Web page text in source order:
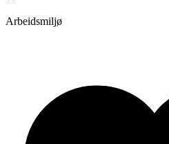
Arbeidsmiljø